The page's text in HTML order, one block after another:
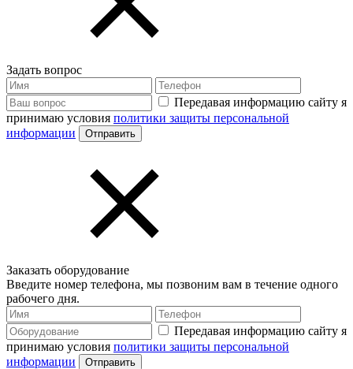
Задать вопрос
Передавая информацию сайту я
принимаю условия политики защиты персональной
информации
Заказать оборудование
Введите номер телефона, мы позвоним вам в течение одного
рабочего дня.
Передавая информацию сайту я
принимаю условия политики защиты персональной
информации